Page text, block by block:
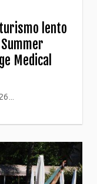
lento
Medical